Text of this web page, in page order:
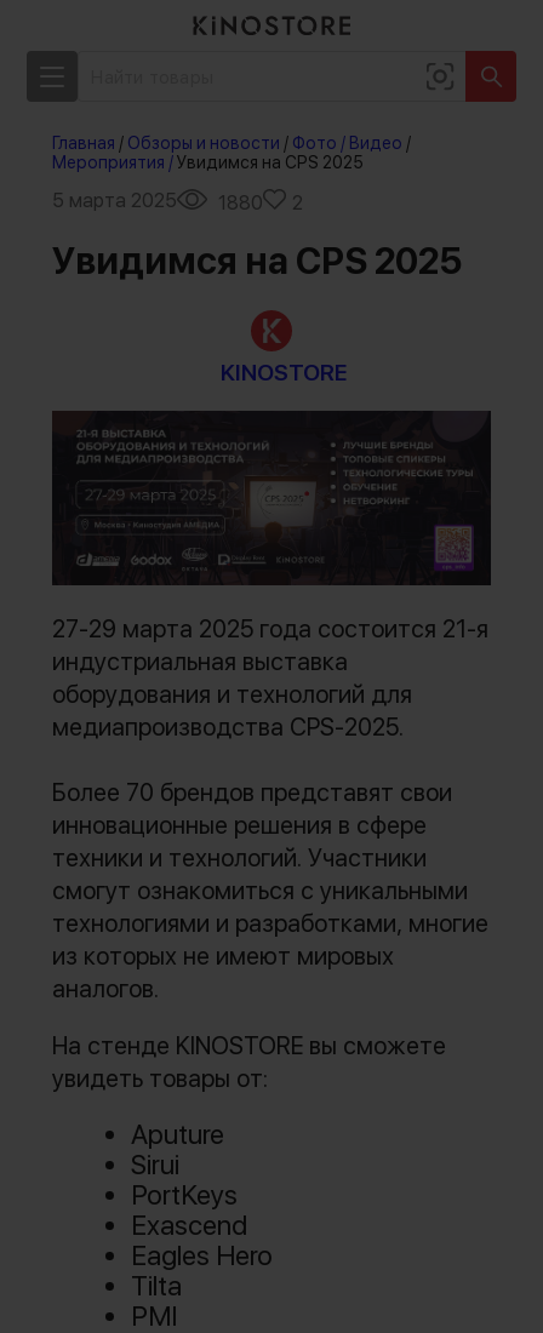
Главная / Обзоры и новости / Фото / Видео /
Мероприятия /Увидимся на CPS 2025
5 марта 2025 1880 2
Увидимся на CPS 2025
KINOSTORE
27-29 марта 2025 года cостоится 21-я
индустриальная выставка
оборудования и технологий для
медиапроизводства CPS-2025.
Более 70 брендов представят свои
инновационные решения в сфере
техники и технологий. Участники
смогут ознакомиться с уникальными
технологиями и разработками, многие
из которых не имеют мировых
аналогов.
На стенде KINOSTORE вы сможете
увидеть товары от:
Aputure
Sirui
PortKeys
Exascend
Eagles Hero
Tilta
PMI